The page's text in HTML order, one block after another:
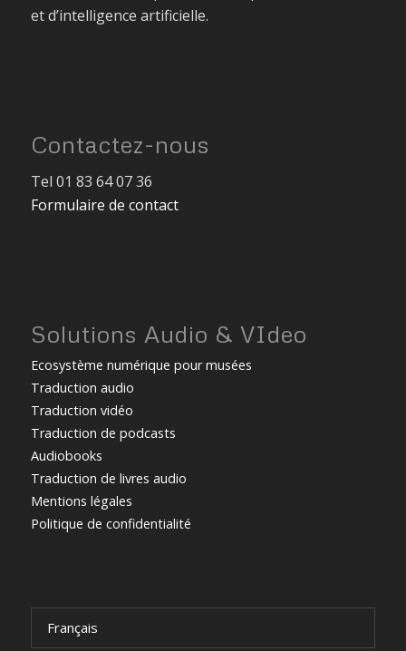
et d’intelligence artificielle.
Contactez-nous
Tel 01 83 64 07 36
Formulaire de contact
Solutions Audio & VIdeo
Ecosystème numérique pour musées
Traduction audio
Traduction vidéo
Traduction de podcasts
Audiobooks
Traduction de livres audio
Mentions légales
Politique de confidentialité
Français